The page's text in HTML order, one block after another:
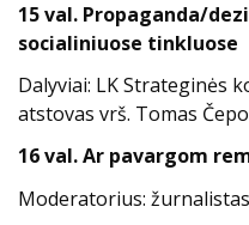
15 val. Propaganda/
socialiniuose tinkluose
Dalyviai: LK Strateginės
atstovas vrš. Tomas
16 val. Ar pavargom
Moderatorius: